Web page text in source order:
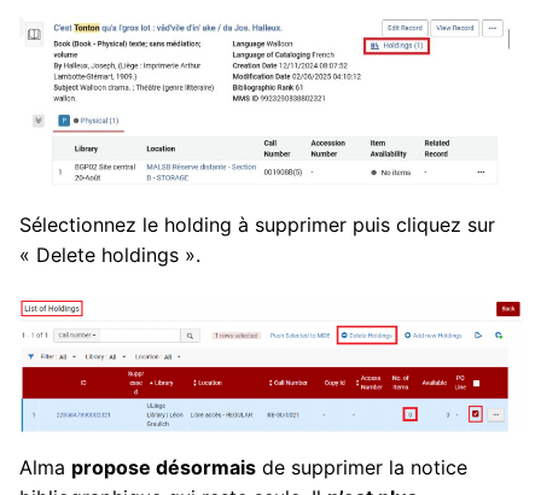
Sélectionnez le holding à supprimer puis cliquez sur
« Delete holdings ».
Alma propose désormais de supprimer la notice